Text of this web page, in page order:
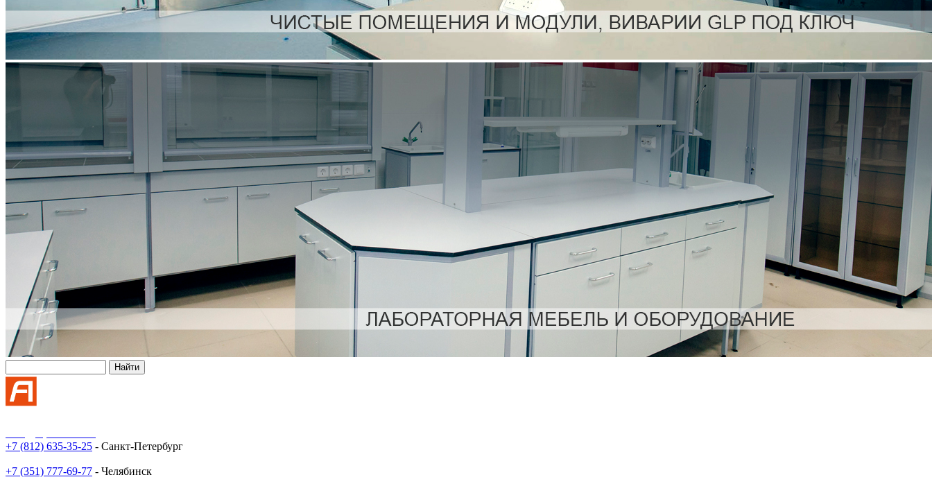
+7 (812) 635-35-25 - Санкт-Петербург
+7 (351) 777-69-77 - Челябинск